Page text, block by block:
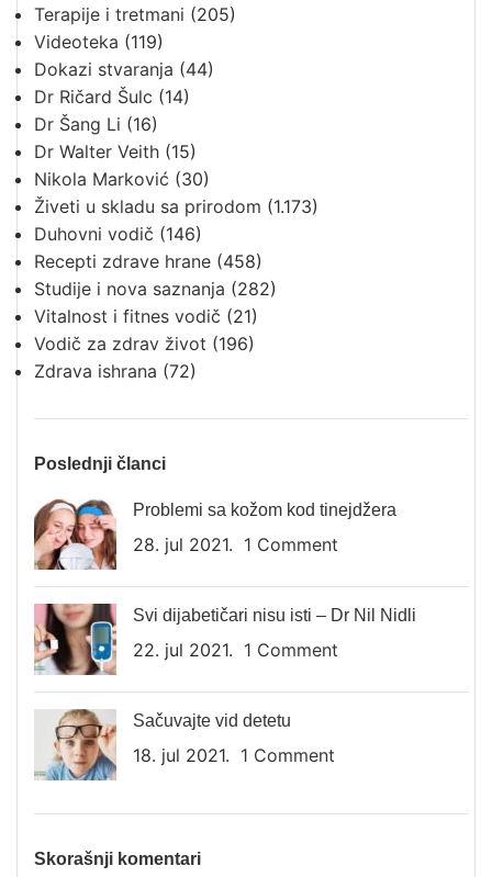
Terapije i tretmani (205)
Videoteka (119)
Dokazi stvaranja (44)
Dr Ričard Šulc (14)
Dr Šang Li (16)
Dr Walter Veith (15)
Nikola Marković (30)
Živeti u skladu sa prirodom (1.173)
Duhovni vodič (146)
Recepti zdrave hrane (458)
Studije i nova saznanja (282)
Vitalnost i fitnes vodič (21)
Vodič za zdrav život (196)
Zdrava ishrana (72)
Poslednji članci
Problemi sa kožom kod tinejdžera
28. jul 2021. 1 Comment
Svi dijabetičari nisu isti – Dr Nil Nidli
22. jul 2021. 1 Comment
Sačuvajte vid detetu
18. jul 2021. 1 Comment
Skorašnji komentari